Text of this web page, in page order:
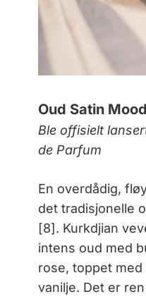
Oud Satin Mood
Ble offisielt
de Parfum
En overdådig,
det tradisjonelle
[8]. Kurkdjian
intens oud med
rose, toppet
vanilje. Det er